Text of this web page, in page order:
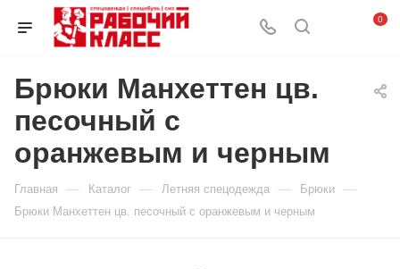
0
Брюки Манхеттен цв.
песочный с
оранжевым и черным
Главная — Каталог — Летняя спецодежда — Брюки —
Брюки Манхеттен цв. песочный с оранжевым и черным